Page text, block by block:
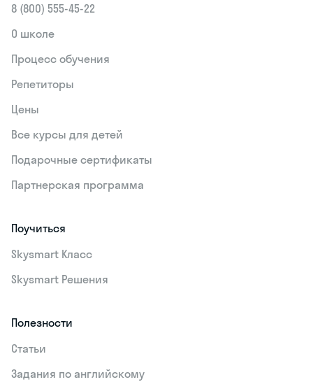
8 (800) 555‑45-22
О школе
Процесс обучения
Репетиторы
Цены
Все курсы для детей
Подарочные сертификаты
Партнерская программа
Поучиться
Skysmart Класс
Skysmart Решения
Полезности
Статьи
Задания по английскому